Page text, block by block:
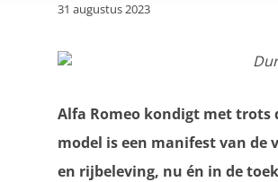
31 augustus 2023
Alfa Romeo kondigt met trots
model is een manifest van de
en rijbeleving, nu én in de